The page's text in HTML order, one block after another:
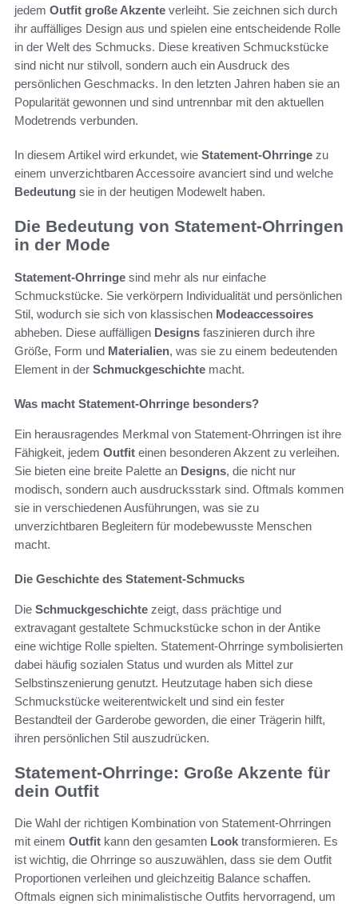
jedem Outfit große Akzente verleiht. Sie zeichnen sich durch
ihr auffälliges Design aus und spielen eine entscheidende Rolle
in der Welt des Schmucks. Diese kreativen Schmuckstücke
sind nicht nur stilvoll, sondern auch ein Ausdruck des
persönlichen Geschmacks. In den letzten Jahren haben sie an
Popularität gewonnen und sind untrennbar mit den aktuellen
Modetrends verbunden.
In diesem Artikel wird erkundet, wie Statement-Ohrringe zu
einem unverzichtbaren Accessoire avanciert sind und welche
Bedeutung sie in der heutigen Modewelt haben.
Die Bedeutung von Statement-Ohrringen
in der Mode
Statement-Ohrringe sind mehr als nur einfache
Schmuckstücke. Sie verkörpern Individualität und persönlichen
Stil, wodurch sie sich von klassischen Modeaccessoires
abheben. Diese auffälligen Designs faszinieren durch ihre
Größe, Form und Materialien, was sie zu einem bedeutenden
Element in der Schmuckgeschichte macht.
Was macht Statement-Ohrringe besonders?
Ein herausragendes Merkmal von Statement-Ohrringen ist ihre
Fähigkeit, jedem Outfit einen besonderen Akzent zu verleihen.
Sie bieten eine breite Palette an Designs, die nicht nur
modisch, sondern auch ausdrucksstark sind. Oftmals kommen
sie in verschiedenen Ausführungen, was sie zu
unverzichtbaren Begleitern für modebewusste Menschen
macht.
Die Geschichte des Statement-Schmucks
Die Schmuckgeschichte zeigt, dass prächtige und
extravagant gestaltete Schmuckstücke schon in der Antike
eine wichtige Rolle spielten. Statement-Ohrringe symbolisierten
dabei häufig sozialen Status und wurden als Mittel zur
Selbstinszenierung genutzt. Heutzutage haben sich diese
Schmuckstücke weiterentwickelt und sind ein fester
Bestandteil der Garderobe geworden, die einer Trägerin hilft,
ihren persönlichen Stil auszudrücken.
Statement-Ohrringe: Große Akzente für
dein Outfit
Die Wahl der richtigen Kombination von Statement-Ohrringen
mit einem Outfit kann den gesamten Look transformieren. Es
ist wichtig, die Ohrringe so auszuwählen, dass sie dem Outfit
Proportionen verleihen und gleichzeitig Balance schaffen.
Oftmals eignen sich minimalistische Outfits hervorragend, um